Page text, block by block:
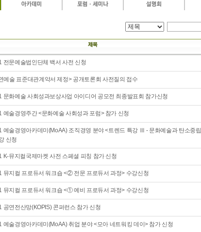
전문예술법인단체 백서 사전 신청
예술 표준대관계약서 제정> 공개토론회 사전질의 접수
문화예술 사회성과보상사업 아이디어 공모전 최종발표회 참가신청
예술경영주간 <문화예술 사회성과 포럼> 참가 신청
예술경영아카데미(MoAA) 조직경영 분야 <트렌드 특강 Ⅲ - 문화예술과 탄소중립
신청
K-뮤지컬국제마켓 사전 스페셜 피칭 참가 신청
뮤지컬 프로듀서 워크숍 <② 전문 프로듀서 과정> 수강신청
뮤지컬 프로듀서 워크숍 <① 예비 프로듀서 과정> 수강신청
공연전산망(KOPIS) 콘퍼런스 참가 신청
예술경영아카데미(MoAA) 취업 분야 <모아 네트워킹 데이> 참가 신청